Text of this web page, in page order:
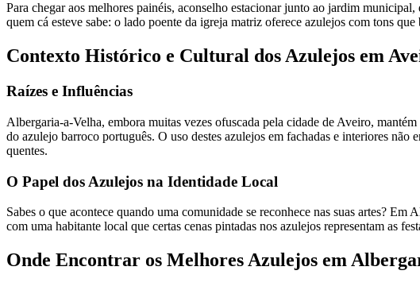
Para chegar aos melhores painéis, aconselho estacionar junto ao jardim
quem cá esteve sabe: o lado poente da igreja matriz oferece azulejos com tons
Contexto Histórico e Cultural dos Azulejos em
Raízes e Influências
Albergaria-a-Velha, embora muitas vezes ofuscada pela cidade de Aveiro,
do azulejo barroco português. O uso destes azulejos em fachadas e interiores não
quentes.
O Papel dos Azulejos na Identidade Local
Sabes o que acontece quando uma comunidade se reconhece nas suas artes?
com uma habitante local que certas cenas pintadas nos azulejos representam as
Onde Encontrar os Melhores Azulejos em